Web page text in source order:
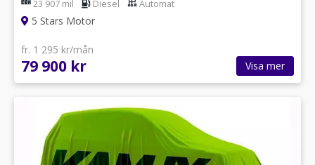
23 907 mil Diesel Automat
5 Stars Motor
fr. 1 295 kr/mån
79 900 kr Visa mer